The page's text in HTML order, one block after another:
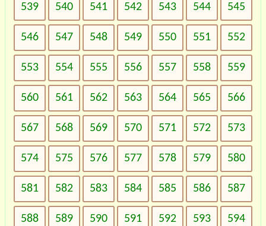
539 540 541 542 543 544 545
546 547 548 549 550 551 552
553 554 555 556 557 558 559
560 561 562 563 564 565 566
567 568 569 570 571 572 573
574 575 576 577 578 579 580
581 582 583 584 585 586 587
588 589 590 591 592 593 594